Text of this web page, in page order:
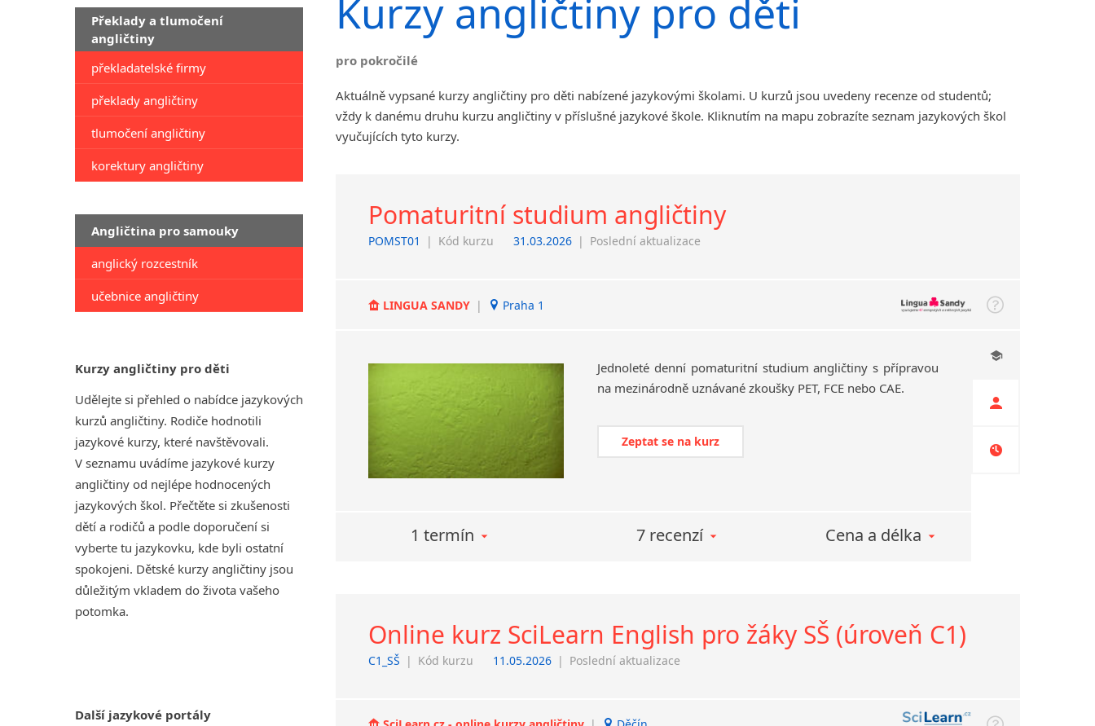
Překlady a tlumočení
angličtiny
překladatelské firmy
překlady angličtiny
tlumočení angličtiny
korektury angličtiny
Angličtina pro samouky
anglický rozcestník
učebnice angličtiny
Kurzy angličtiny pro děti
Udělejte si přehled o nabídce jazykových
kurzů angličtiny. Rodiče hodnotili
jazykové kurzy, které navštěvovali.
V seznamu uvádíme jazykové kurzy
angličtiny od nejlépe hodnocených
jazykových škol. Přečtěte si zkušenosti
dětí a rodičů a podle doporučení si
vyberte tu jazykovku, kde byli ostatní
spokojeni. Dětské kurzy angličtiny jsou
důležitým vkladem do života vašeho
potomka.
Další jazykové portály
Jihlava
malá města podle abecedy
Chomutov
Děčín
Klatovy
Prostějov
Sedlčany
Tišnov
angličtiny
Kurzy angličtiny pro děti
pro pokročilé
Aktuálně vypsané kurzy angličtiny pro děti nabízené jazykovými školami. U kurzů jsou uvedeny recenze od studentů;
vždy k danému druhu kurzu angličtiny v příslušné jazykové škole. Kliknutím na mapu zobrazíte seznam jazykových škol
vyučujících tyto kurzy.
Pomaturitní studium angličtiny
POMST01 | Kód kurzu 31.03.2026 | Poslední aktualizace
LINGUA SANDY | Praha 1
Jednoleté denní pomaturitní studium angličtiny s přípravou
na mezinárodně uznávané zkoušky PET, FCE nebo CAE.
Zeptat se na kurz
1 termín 7 recenzí Cena a délka
Online kurz SciLearn English pro žáky SŠ (úroveň C1)
C1_SŠ | Kód kurzu 11.05.2026 | Poslední aktualizace